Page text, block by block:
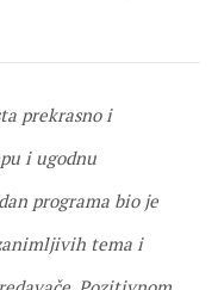
prekrasno i
i ugodnu
programa bio je
tema i